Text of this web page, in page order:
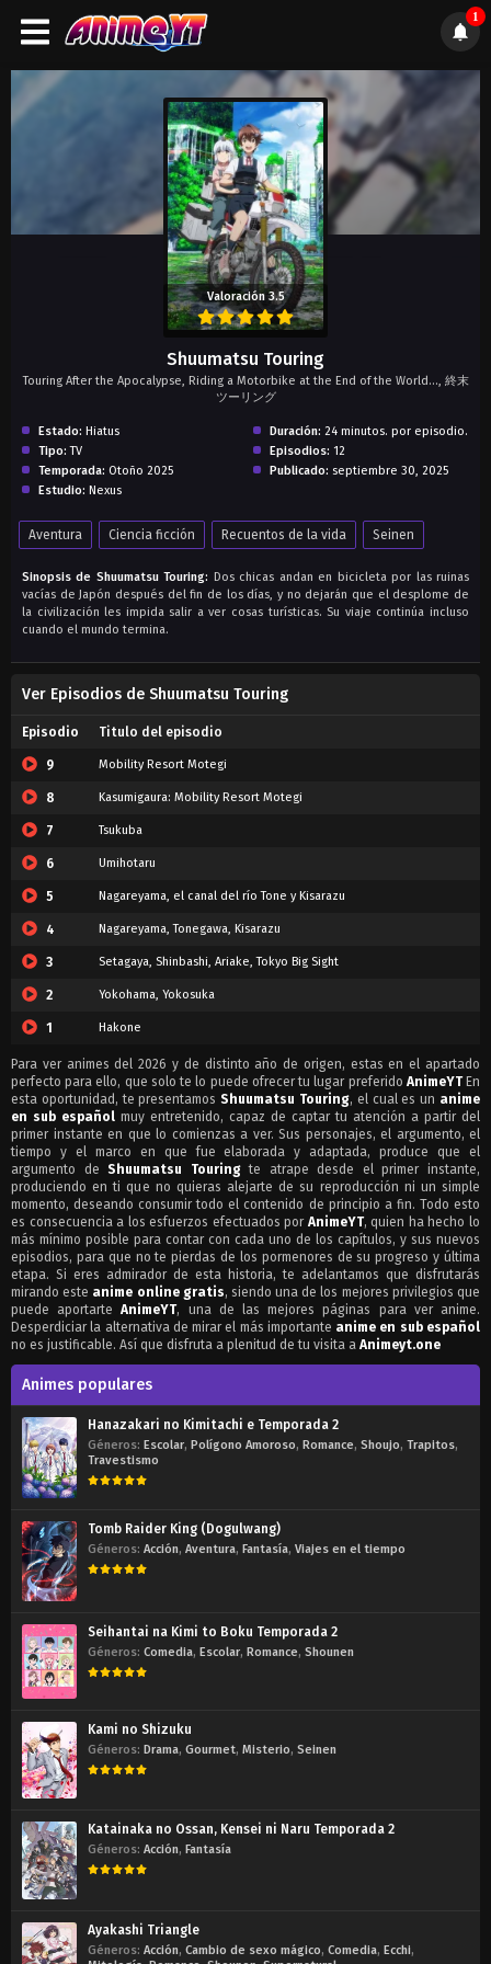
1
Valoración 3.5
Shuumatsu Touring
Touring After the Apocalypse, Riding a Motorbike at the End of the World..., 終末
ツーリング
Estado: Hiatus
Tipo: TV
Temporada: Otoño 2025
Estudio: Nexus
Duración: 24 minutos. por episodio.
Episodios: 12
Publicado: septiembre 30, 2025
Aventura Ciencia ficción Recuentos de la vida Seinen
Sinopsis de Shuumatsu Touring:
Dos chicas andan en bicicleta por las ruinas
vacías de Japón después del fin de los días, y no dejarán que el desplome de
la civilización les impida salir a ver cosas turísticas. Su viaje continúa incluso
cuando el mundo termina.
Ver Episodios de Shuumatsu Touring
Episodio Titulo del episodio
9 Mobility Resort Motegi
8 Kasumigaura: Mobility Resort Motegi
7 Tsukuba
6 Umihotaru
5 Nagareyama, el canal del río Tone y Kisarazu
4 Nagareyama, Tonegawa, Kisarazu
3 Setagaya, Shinbashi, Ariake, Tokyo Big Sight
2 Yokohama, Yokosuka
1 Hakone
Para ver animes del 2026 y de distinto año de origen, estas en el apartado
perfecto para ello, que solo te lo puede ofrecer tu lugar preferido AnimeYTEn
esta oportunidad, te presentamosShuumatsu Touring, el cual es un anime
en sub español muy entretenido, capaz de captar tu atención a partir del
primer instante en que lo comienzas a ver. Sus personajes, el argumento, el
tiempo y el marco en que fue elaborada y adaptada, produce que el
argumento deShuumatsu Touringte atrape desde el primer instante,
produciendo en ti que no quieras alejarte de su reproducción ni un simple
momento, deseando consumir todo el contenido de principio a fin. Todo esto
es consecuencia a los esfuerzos efectuados por AnimeYT, quien ha hecho lo
más mínimo posible para contar con cada uno de los capítulos, y sus nuevos
episodios, para que no te pierdas de los pormenores de su progreso y última
etapa. Si eres admirador de esta historia, te adelantamos que disfrutarás
mirando este anime online gratis, siendo una de los mejores privilegios que
puede aportarteAnimeYT, una de las mejores páginas para ver anime.
Desperdiciar la alternativa de mirar el más importante anime en sub español
no es justificable. Así que disfruta a plenitud de tu visita a Animeyt.one
Animes populares
Hanazakari no Kimitachi e Temporada 2
Géneros: Escolar, Polígono Amoroso, Romance, Shoujo, Trapitos,
Travestismo
Tomb Raider King (Dogulwang)
Géneros: Acción, Aventura, Fantasía, Viajes en el tiempo
Seihantai na Kimi to Boku Temporada 2
Géneros: Comedia, Escolar, Romance, Shounen
Kami no Shizuku
Géneros: Drama, Gourmet, Misterio, Seinen
Katainaka no Ossan, Kensei ni Naru Temporada 2
Géneros: Acción, Fantasía
Ayakashi Triangle
Géneros: Acción, Cambio de sexo mágico, Comedia, Ecchi,